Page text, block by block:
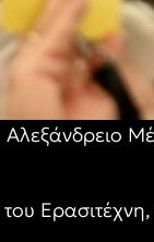
Αλεξάνδρειο
Ερασιτέχνη,